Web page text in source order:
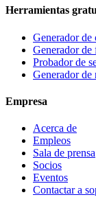
Herramientas
Generador de
Generador de
Probador de
Generador de
Empresa
Acerca de
Empleos
Sala de prensa
Socios
Eventos
Contactar a